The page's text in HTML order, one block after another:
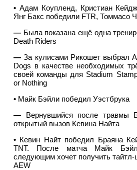
• Адам Коупленд, Кристиан
Янг Бакс победили FTR, Томмасо
— Была показана ещё одна
Death Riders
— За кулисами Рикошет выбрал
Dogs в качестве необходимых
своей команды для Stadium
or Nothing
• Майк Бэйли победил Уэстбрука
— Вернувшийся после травмы
открытый вызов Кевина Найта
• Кевин Найт победил Браяна
TNT. После матча Майк
следующим хочет получить тайтл-
AEW